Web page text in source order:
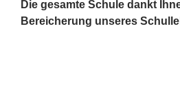
Die gesamte Schule dankt
Bereicherung unseres